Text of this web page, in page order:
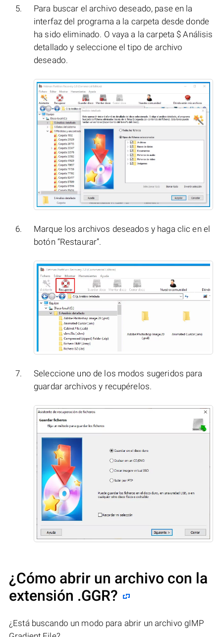
Para buscar el archivo deseado, pase en la
interfaz del programa a la carpeta desde donde
ha sido eliminado. O vaya a la carpeta $ Análisis
detallado y seleccione el tipo de archivo
deseado.
Marque los archivos deseados y haga clic en el
botón “Restaurar”.
Seleccione uno de los modos sugeridos para
guardar archivos y recupérelos.
¿Cómo abrir un archivo con la
extensión .GGR?
¿Está buscando un modo para abrir un archivo gIMP